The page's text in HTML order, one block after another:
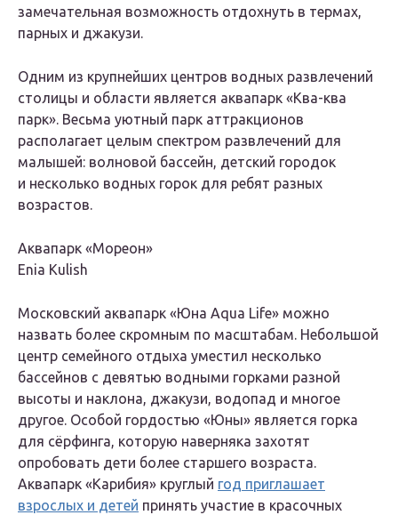
замечательная возможность отдохнуть в термах,
парных и джакузи.
Одним из крупнейших центров водных развлечений
столицы и области является аквапарк «Ква-ква
парк». Весьма уютный парк аттракционов
располагает целым спектром развлечений для
малышей: волновой бассейн, детский городок
и несколько водных горок для ребят разных
возрастов.
Аквапарк «Мореон»
Enia Kulish
Московский аквапарк «Юна Aqua Life» можно
назвать более скромным по масштабам. Небольшой
центр семейного отдыха уместил несколько
бассейнов с девятью водными горками разной
высоты и наклона, джакузи, водопад и многое
другое. Особой гордостью «Юны» является горка
для сёрфинга, которую наверняка захотят
опробовать дети более старшего возраста.
Аквапарк «Карибия» круглый год приглашает
взрослых и детей принять участие в красочных